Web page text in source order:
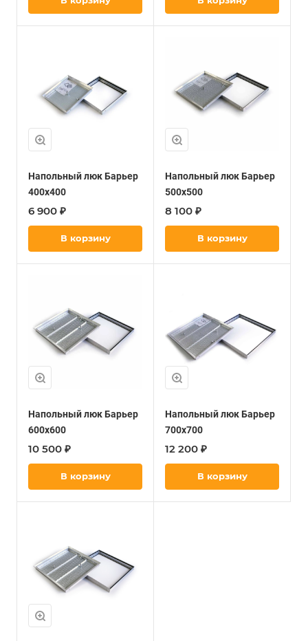
Напольный люк Барьер
400х400
6 900 ₽
В корзину
Напольный люк Барьер
500х500
8 100 ₽
В корзину
Напольный люк Барьер
600х600
10 500 ₽
В корзину
Напольный люк Барьер
700х700
12 200 ₽
В корзину